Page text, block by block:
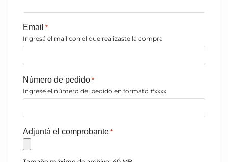
Email *
Ingresá el mail con el que realizaste la compra
Número de pedido *
Ingrese el número del pedido en formato #xxxx
Adjuntá el comprobante *